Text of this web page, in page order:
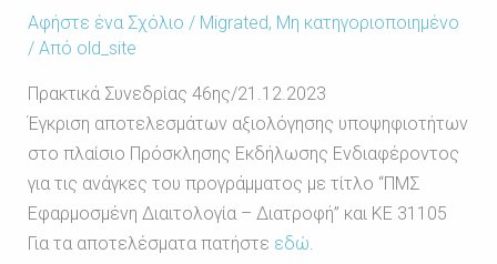
Αφήστε ένα Σχόλιο / Migrated, Μη κατηγοριοποιημένο
/ Από old_site
Πρακτικά Συνεδρίας 46ης/21.12.2023
Έγκριση αποτελεσμάτων αξιολόγησης υποψηφιοτήτων
στο πλαίσιο Πρόσκλησης Εκδήλωσης Ενδιαφέροντος
για τις ανάγκες του προγράμματος με τίτλο “ΠΜΣ
Εφαρμοσμένη Διαιτολογία – Διατροφή” και ΚΕ 31105
Για τα αποτελέσματα πατήστε εδώ.